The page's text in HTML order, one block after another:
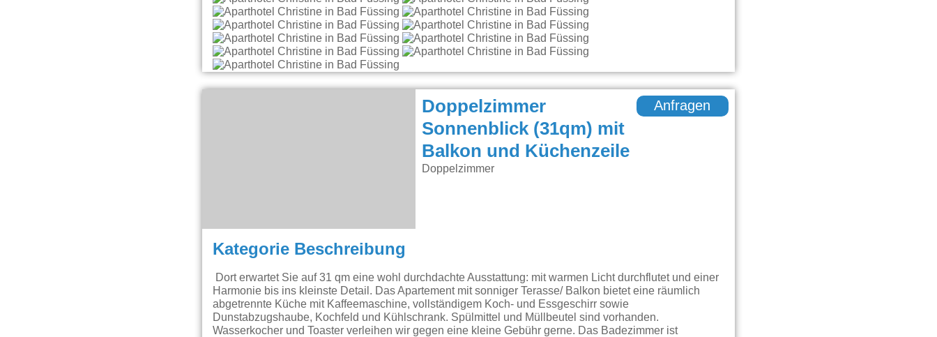
Doppelzimmer
Sonnenblick (31qm) mit
Balkon und Küchenzeile
Doppelzimmer
Anfragen
Kategorie Beschreibung
Dort erwartet Sie auf 31 qm eine wohl durchdachte Ausstattung: mit warmen Licht durchflutet und einer
Harmonie bis ins kleinste Detail. Das Apartement mit sonniger Terasse/ Balkon bietet eine räumlich
abgetrennte Küche mit Kaffeemaschine, vollständigem Koch- und Essgeschirr sowie
Dunstabzugshaube, Kochfeld und Kühlschrank. Spülmittel und Müllbeutel sind vorhanden.
Wasserkocher und Toaster verleihen wir gegen eine kleine Gebühr gerne. Das Badezimmer ist